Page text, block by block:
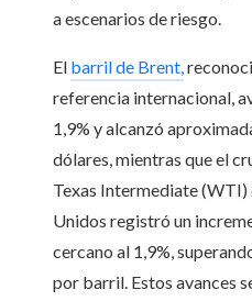
a escenarios de riesgo.
El barril de Brent,
referencia internacional,
1,9% y alcanzó
dólares, mientras que el
Texas Intermediate (WTI)
Unidos registró un
cercano al 1,9%,
por barril. Estos avances